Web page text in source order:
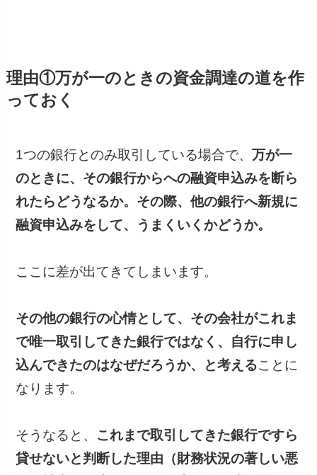
理由①万が一のときの資金調達の道を作
っておく
1つの銀行とのみ取引している場合で、万が一
のときに、その銀行からへの融資申込みを断ら
れたらどうなるか。その際、他の銀行へ新規に
融資申込みをして、うまくいくかどうか。
ここに差が出てきてしまいます。
その他の銀行の心情として、その会社がこれま
で唯一取引してきた銀行ではなく、自行に申し
込んできたのはなぜだろうか、と考えることに
なります。
そうなると、 これまで取引してきた銀行ですら
貸せないと判断した理由（財務状況の著しい悪